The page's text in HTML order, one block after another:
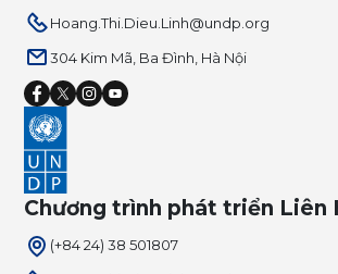
Hoang.Thi.Dieu.Linh@undp.org
304 Kim Mã, Ba Đình, Hà Nội
Chương trình phát triển Liên
(+84 24) 38 501807